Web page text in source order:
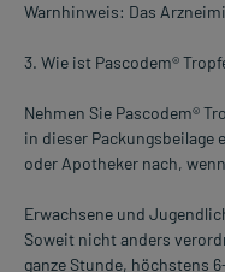
Warnhinweis: Das
3. Wie ist Pascodem®
Nehmen Sie Pascodem®
in dieser Packungsbeilage
oder Apotheker nach,
Erwachsene und
Soweit nicht anders
ganze Stunde, höchstens